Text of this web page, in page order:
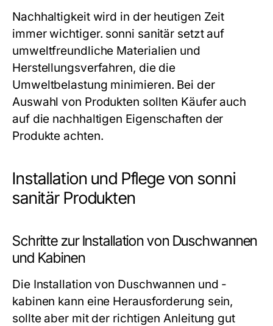
Nachhaltigkeit wird in der heutigen Zeit
immer wichtiger. sonni sanitär setzt auf
umweltfreundliche Materialien und
Herstellungsverfahren, die die
Umweltbelastung minimieren. Bei der
Auswahl von Produkten sollten Käufer auch
auf die nachhaltigen Eigenschaften der
Produkte achten.
Installation und Pflege von sonni
sanitär Produkten
Schritte zur Installation von Duschwannen
und Kabinen
Die Installation von Duschwannen und -
kabinen kann eine Herausforderung sein,
sollte aber mit der richtigen Anleitung gut